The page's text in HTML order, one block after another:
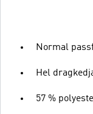
Normal
Hel
57 %